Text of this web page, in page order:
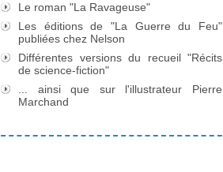
Le roman "La Ravageuse"
Les éditions de "La Guerre du Feu"
publiées chez Nelson
Différentes versions du recueil "Récits
de science-fiction"
... ainsi que sur l'illustrateur Pierre
Marchand